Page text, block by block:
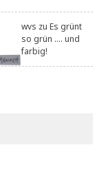
wvs zuEs grünt
so grün .... und
farbig!